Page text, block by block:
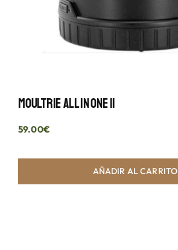
Moultrie All In One II
59.00€
AÑADIR AL CARRITO